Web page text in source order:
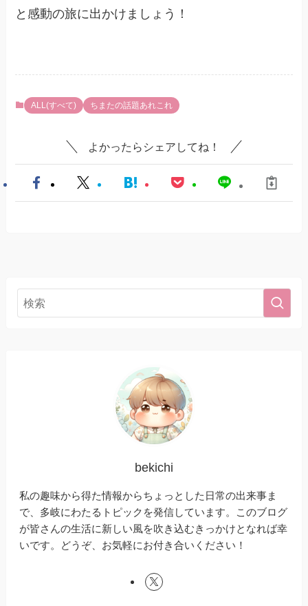
と感動の旅に出かけましょう！
ALL(すべて) ちまたの話題あれこれ
よかったらシェアしてね！
bekichi
私の趣味から得た情報からちょっとした日常の出来事ま
で、多岐にわたるトピックを発信しています。このブログ
が皆さんの生活に新しい風を吹き込むきっかけとなれば幸
いです。どうぞ、お気軽にお付き合いください！